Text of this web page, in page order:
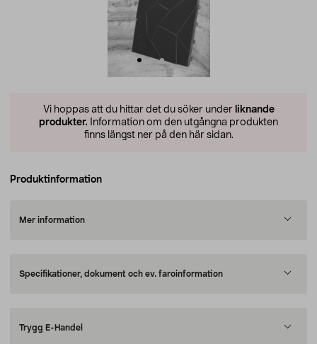
Vi hoppas att du hittar det du söker under liknande
produkter. Information om den utgångna produkten
finns längst ner på den här sidan.
Produktinformation
Mer information
Specifikationer, dokument och ev. faroinformation
Trygg E-Handel